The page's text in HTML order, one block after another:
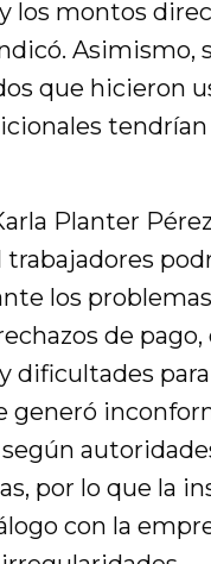
los montos
Asimismo,
que hicieron
Planter
trabajadores
los
de pago,
dificultades
generó
por lo que la
con la